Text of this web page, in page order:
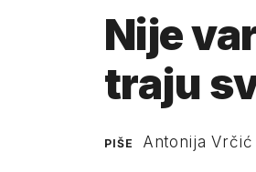
Nije
traju
PIŠE Antonija Vrčić